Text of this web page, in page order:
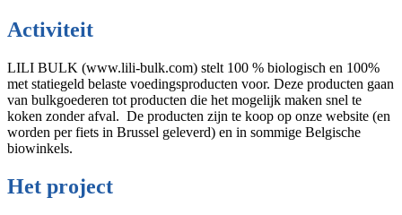
Activiteit
LILI BULK (www.lili-bulk.com) stelt 100 % biologisch en 100%
met statiegeld belaste voedingsproducten voor. Deze producten gaan
van bulkgoederen tot producten die het mogelijk maken snel te
koken zonder afval. De producten zijn te koop op onze website (en
worden per fiets in Brussel geleverd) en in sommige Belgische
biowinkels.
Het project